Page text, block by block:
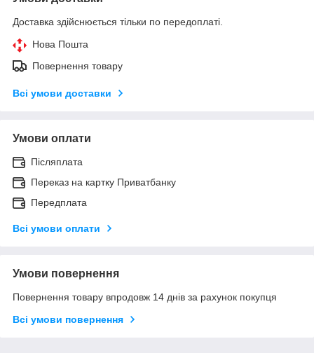
Доставка здійснюється тільки по передоплаті.
Нова Пошта
Повернення товару
Всі умови доставки
Умови оплати
Післяплата
Переказ на картку Приватбанку
Передплата
Всі умови оплати
Умови повернення
Повернення товару впродовж 14 днів за рахунок покупця
Всі умови повернення